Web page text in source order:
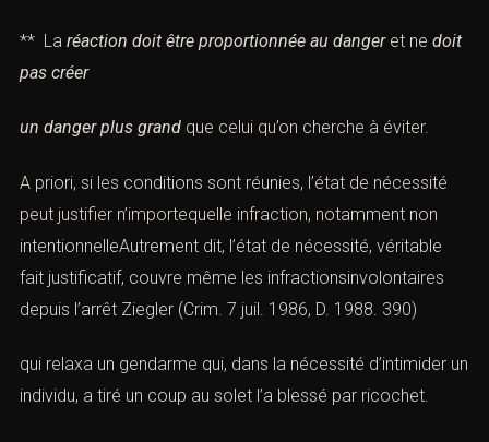
** La réaction doit être proportionnée au dangeret ne doit
pas créer
un danger plus grand que celui qu’on cherche à éviter.
A priori, si les conditions sont réunies, l’état de nécessité
peut justifier n’importequelle infraction, notamment non
intentionnelleAutrement dit, l’état de nécessité, véritable
fait justificatif, couvre même les infractionsinvolontaires
depuis l’arrêt Ziegler (Crim. 7 juil. 1986, D. 1988. 390)
qui relaxa un gendarme qui, dans la nécessité d’intimider un
individu, a tiré un coup au solet l’a blessé par ricochet.